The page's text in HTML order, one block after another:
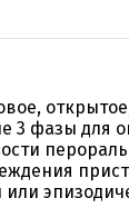
3 фазы для
или